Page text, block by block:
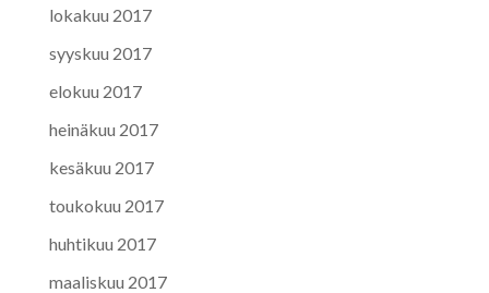
lokakuu 2017
syyskuu 2017
elokuu 2017
heinäkuu 2017
kesäkuu 2017
toukokuu 2017
huhtikuu 2017
maaliskuu 2017